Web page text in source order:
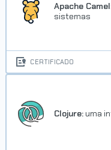
Apache
sistemas
CERTIFICADO
Clojure: uma